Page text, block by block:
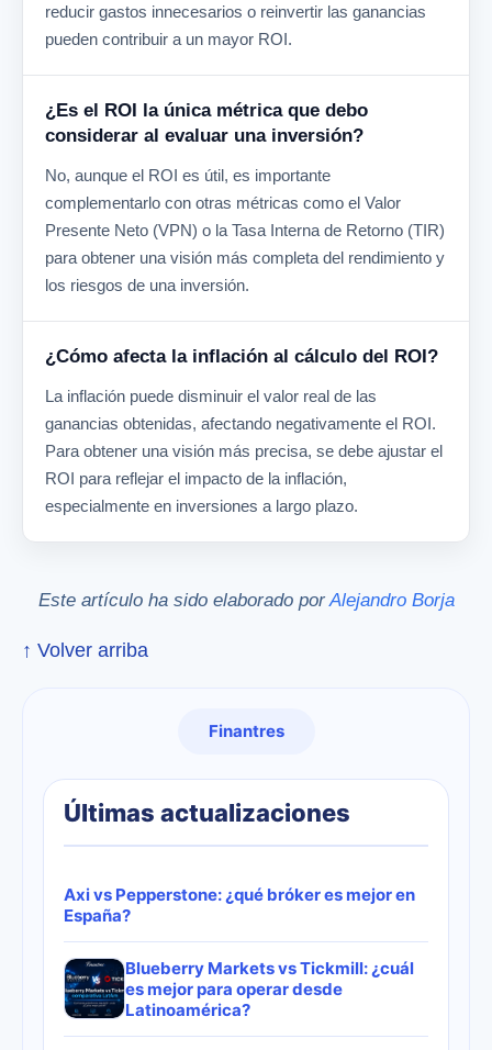
reducir gastos innecesarios o reinvertir las ganancias
pueden contribuir a un mayor ROI.
¿Es el ROI la única métrica que debo
considerar al evaluar una inversión?
No, aunque el ROI es útil, es importante
complementarlo con otras métricas como el Valor
Presente Neto (VPN) o la Tasa Interna de Retorno (TIR)
para obtener una visión más completa del rendimiento y
los riesgos de una inversión.
¿Cómo afecta la inflación al cálculo del ROI?
La inflación puede disminuir el valor real de las
ganancias obtenidas, afectando negativamente el ROI.
Para obtener una visión más precisa, se debe ajustar el
ROI para reflejar el impacto de la inflación,
especialmente en inversiones a largo plazo.
Este artículo ha sido elaborado por Alejandro Borja
↑ Volver arriba
Finantres
Últimas actualizaciones
Axi vs Pepperstone: ¿qué bróker es mejor en
España?
Blueberry Markets vs Tickmill: ¿cuál
es mejor para operar desde
Latinoamérica?